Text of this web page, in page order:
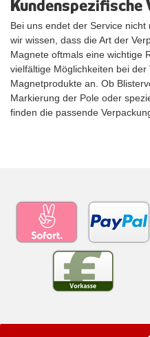
Kundenspezifische
Bei uns endet der Service
wir wissen, dass die Art der
Magnete oftmals eine wichtige
vielfältige Möglichkeiten bei der
Magnetprodukte an. Ob
Markierung der Pole oder
finden die passende